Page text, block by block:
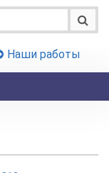
Наши работы